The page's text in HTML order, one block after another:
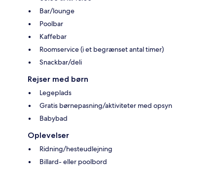
Bar/lounge
Poolbar
Kaffebar
Roomservice (i et begrænset antal timer)
Snackbar/deli
Rejser med børn
Legeplads
Gratis børnepasning/aktiviteter med opsyn
Babybad
Oplevelser
Ridning/hesteudlejning
Billard- eller poolbord